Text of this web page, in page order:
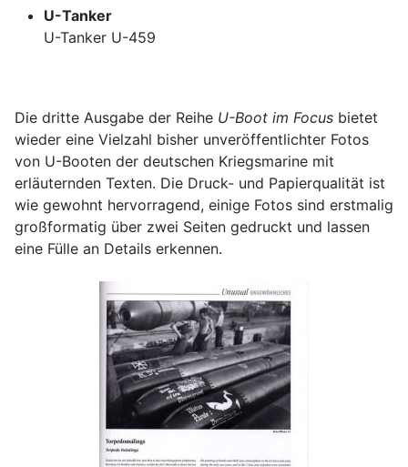
U-Tanker
U-Tanker U-459
Die dritte Ausgabe der Reihe U-Boot im Focus bietet
wieder eine Vielzahl bisher unveröffentlichter Fotos
von U-Booten der deutschen Kriegsmarine mit
erläuternden Texten. Die Druck- und Papierqualität ist
wie gewohnt hervorragend, einige Fotos sind erstmalig
großformatig über zwei Seiten gedruckt und lassen
eine Fülle an Details erkennen.